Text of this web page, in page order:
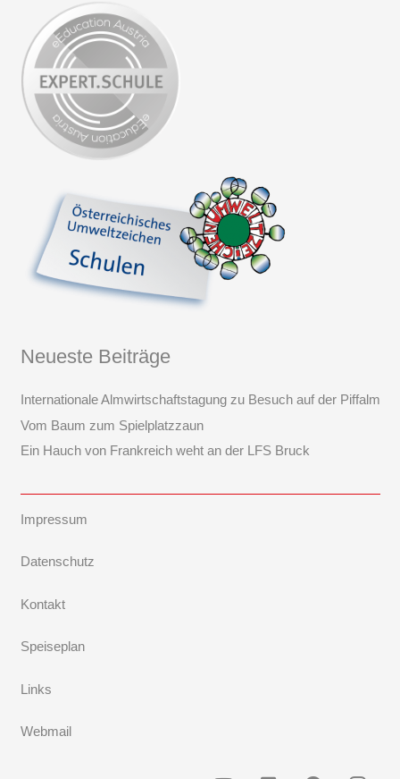
Neueste Beiträge
Internationale Almwirtschaftstagung zu Besuch auf der Piffalm
Vom Baum zum Spielplatzzaun
Ein Hauch von Frankreich weht an der LFS Bruck
Impressum
Datenschutz
Kontakt
Speiseplan
Links
Webmail